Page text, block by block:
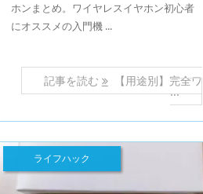
ホンまとめ。ワイヤレスイヤホン初心者
にオススメの入門機 ...
記事を読む 【用途別】完全ワ
...
ライフハック